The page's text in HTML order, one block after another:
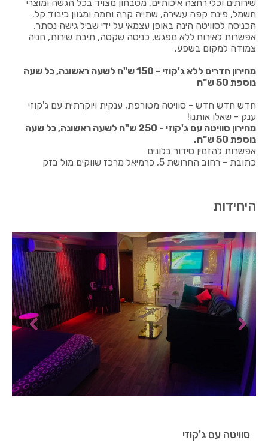
שירותים וכלי רחצה איכותיים, מטבחון מצויד בכל הגשה ומוצרי
חשמל, פינת קפה עשירה, שתייה קרה וחמה ומגוון כיבוד קל.
הכניסה לסוויטה הינה באופן עצמאי על ידי שביל גישה נסתר,
אפשרות לאירוח ללא מפגש, כניסה שקטה, תיבת שירות, חניה
צמודה למקום בשפע.
מחירון חדרים ללא ג'קוזי - 150 ש"ח לשעה ראשונה, כל שעה
נוספת 50 ש"ח
חדש חדש חדש - סוויטה מטורפת, ענקית ויוקרתית עם ג'קוזי
ענק - שאלו אותנו!
מחירון סוויטה עם ג'קוזי - 250 ש"ח לשעה ראשונה, כל שעה
נוספת 50 ש"ח.
אפשרות להזמין סידור בלונים
כתובת - רחוב החרושת 5, כרמיאל מרכז שווקים מול בזק
היחידות
סוויטה עם ג'קוזי